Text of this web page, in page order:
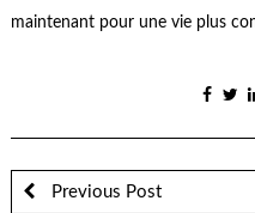
maintenant pour une vie plus
Previous Post